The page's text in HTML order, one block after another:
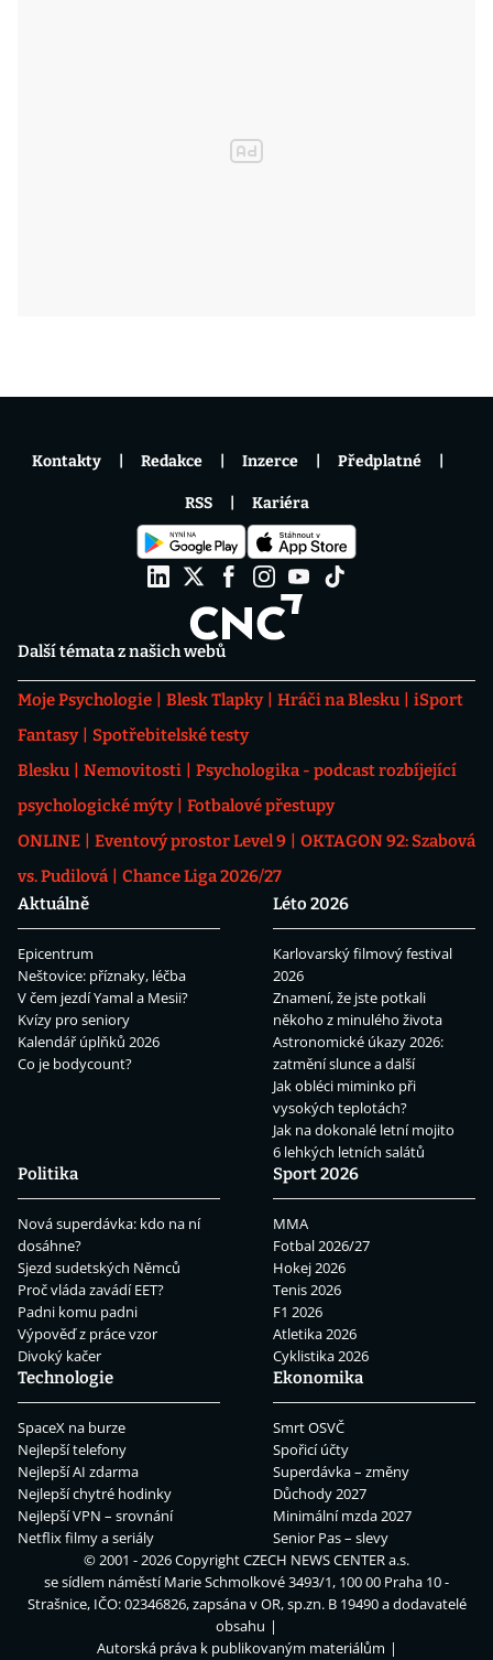
Další témata z našich webů
Moje Psychologie Blesk Tlapky Hráči na Blesku
iSport
Fantasy
Spotřebitelské testy
Blesku
Nemovitosti
Psychologika - podcast rozbíjející
psychologické mýty
Fotbalové přestupy
ONLINE
Eventový prostor Level 9
OKTAGON 92: Szabová
vs. Pudilová
Chance Liga 2026/27
Aktuálně
Epicentrum
Neštovice: příznaky, léčba
V čem jezdí Yamal a Mesii?
Kvízy pro seniory
Kalendář úplňků 2026
Co je bodycount?
Léto 2026
Karlovarský filmový festival
2026
Znamení, že jste potkali
někoho z minulého života
Astronomické úkazy 2026:
zatmění slunce a další
Jak obléci miminko při
vysokých teplotách?
Jak na dokonalé letní mojito
6 lehkých letních salátů
Politika
Nová superdávka: kdo na ní
dosáhne?
Sjezd sudetských Němců
Proč vláda zavádí EET?
Padni komu padni
Výpověď z práce vzor
Divoký kačer
Sport 2026
MMA
Fotbal 2026/27
Hokej 2026
Tenis 2026
F1 2026
Atletika 2026
Cyklistika 2026
Technologie
SpaceX na burze
Nejlepší telefony
Nejlepší AI zdarma
Nejlepší chytré hodinky
Nejlepší VPN – srovnání
Netflix filmy a seriály
Ekonomika
Smrt OSVČ
Spořicí účty
Superdávka – změny
Důchody 2027
Minimální mzda 2027
Senior Pas – slevy
Kontakty Redakce Inzerce Předplatné
RSS Kariéra
© 2001 - 2026 CopyrightCZECH NEWS CENTER a.s.
se sídlem náměstí Marie Schmolkové 3493/1, 100 00 Praha 10 -
Strašnice, IČO: 02346826, zapsána v OR, sp.zn. B 19490 a dodavatelé
obsahu
Autorská práva k publikovaným materiálům